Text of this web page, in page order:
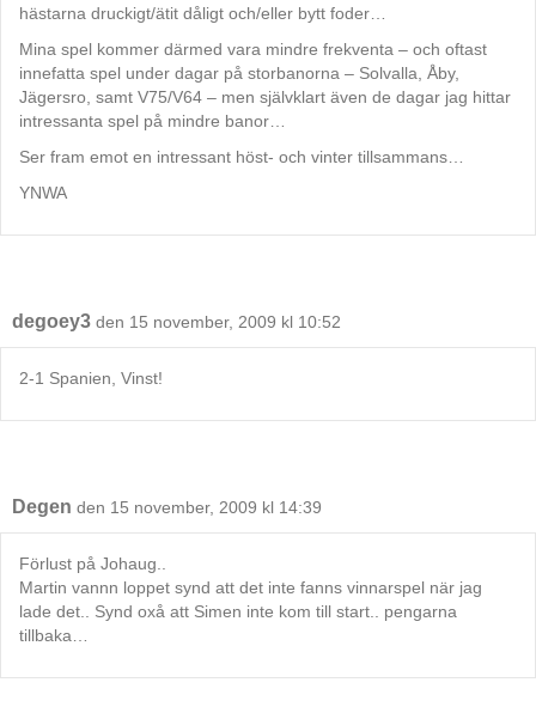
hästarna druckigt/ätit dåligt och/eller bytt foder…
Mina spel kommer därmed vara mindre frekventa – och oftast
innefatta spel under dagar på storbanorna – Solvalla, Åby,
Jägersro, samt V75/V64 – men självklart även de dagar jag hittar
intressanta spel på mindre banor…
Ser fram emot en intressant höst- och vinter tillsammans…
YNWA
degoey3 den 15 november, 2009 kl 10:52
2-1 Spanien, Vinst!
Degen den 15 november, 2009 kl 14:39
Förlust på Johaug..
Martin vannn loppet synd att det inte fanns vinnarspel när jag
lade det.. Synd oxå att Simen inte kom till start.. pengarna
tillbaka…